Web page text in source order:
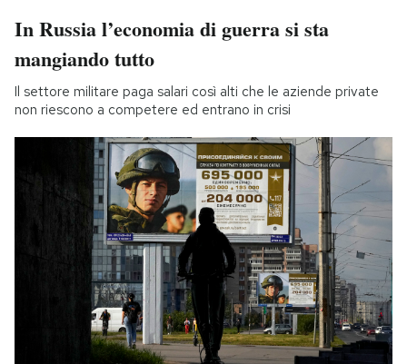
In Russia l’economia di guerra si sta
mangiando tutto
Il settore militare paga salari così alti che le aziende private
non riescono a competere ed entrano in crisi